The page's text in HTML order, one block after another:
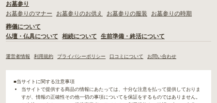
お墓参り
お墓参りのマナー
お墓参りのお供え お墓参りの服装
お墓参りの時期
葬儀について
仏壇・仏具について
相続について 生前準備・終活について
運営者情報 利用規約 プライバシーポリシー 口コミについて お問い合わせ
■当サイトに関する注意事項
当サイトで提供する商品の情報にあたっては、十分な注意を払って提供しておりま
すが、情報の正確性その他一切の事項についてを保証をするものではありません。